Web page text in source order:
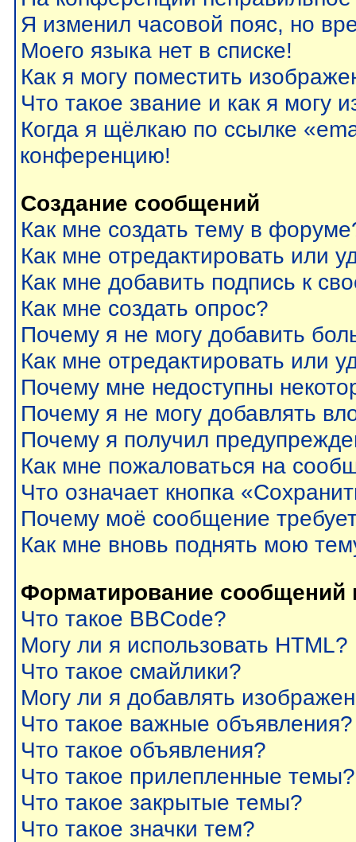
Я изменил часовой пояс, но
Моего языка нет в списке!
Как я могу поместить
Что такое звание и как я могу
Когда я щёлкаю по ссылке
конференцию!
Создание сообщений
Как мне создать тему в
Как мне отредактировать или
Как мне добавить подпись к
Как мне создать опрос?
Почему я не могу добавить
Как мне отредактировать или
Почему мне недоступны
Почему я не могу добавлять
Почему я получил
Как мне пожаловаться на
Что означает кнопка
Почему моё сообщение
Как мне вновь поднять мою
Форматирование
Что такое BBCode?
Могу ли я использовать HTML?
Что такое смайлики?
Могу ли я добавлять
Что такое важные объявления?
Что такое объявления?
Что такое прилепленные темы?
Что такое закрытые темы?
Что такое значки тем?